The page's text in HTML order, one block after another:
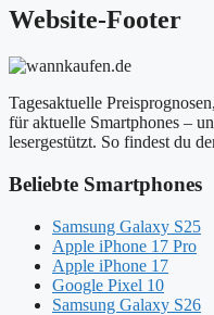
Website-Footer
Tagesaktuelle
für aktuelle Smartphones –
lesergestützt. So findest du
Beliebte Smartphones
Samsung Galaxy S25
Apple iPhone 17 Pro
Apple iPhone 17
Google Pixel 10
Samsung Galaxy S26